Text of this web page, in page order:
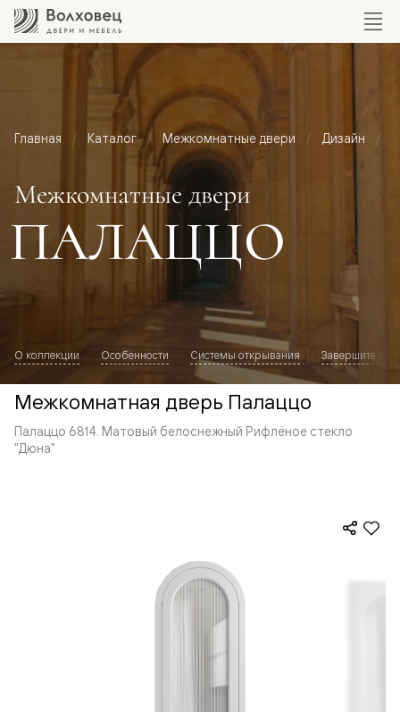
Главная Каталог Межкомнатные двери Дизайн
Межкомнатные двери
ПАЛАЦЦО
О коллекции Особенности Системы открывания Завершите
Межкомнатная дверь Палаццо
Палаццо 6814. Матовый белоснежный Рифлёное стекло
"Дюна"